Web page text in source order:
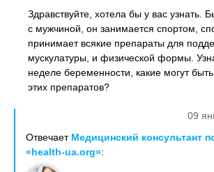
Здравствуйте, хотела бы у вас узнать.
с мужчиной, он занимается спортом,
принимает всякие препараты для
мускулатуры, и физической формы.
неделе беременности, какие могут
этих препаратов?
09
Отвечает Медицинский консультант
«health-ua.org»: